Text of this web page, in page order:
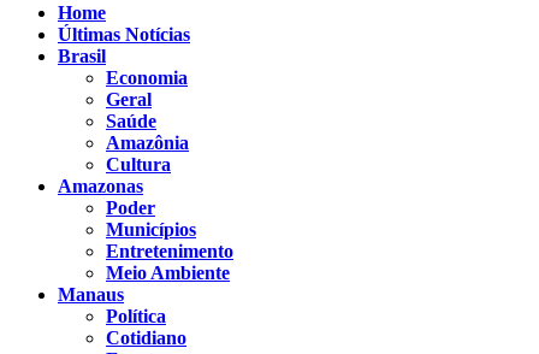
Home
Últimas Notícias
Brasil
Economia
Geral
Saúde
Amazônia
Cultura
Amazonas
Poder
Municípios
Entretenimento
Meio Ambiente
Manaus
Política
Cotidiano